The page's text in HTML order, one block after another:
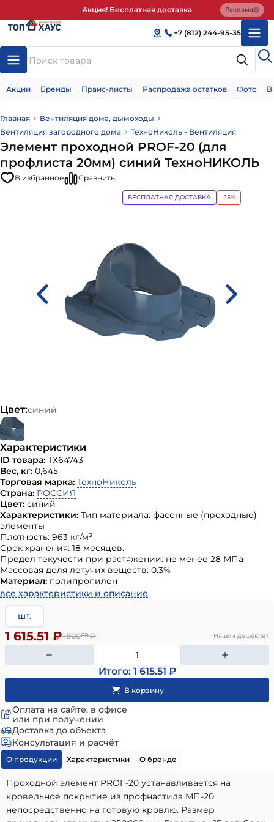
Акция! Бесплатная доставка Реклама
+7 (812) 244-95-35
Акции Бренды Прайс-листы Распродажа остатков Фото
Главная
Вентиляция дома, дымоходы
Вентиляция загородного дома
ТехноНиколь - Вентиляция
Элемент проходной PROF-20 (для
профлиста 20мм) синий ТехноНИКОЛЬ
В избранное Сравнить
БЕСПЛАТНАЯ ДОСТАВКА -15%
Цвет:синий
Характеристики
ID товара: ТХ64743
Вес, кг: 0,645
Торговая марка: ТехноНиколь
Страна: РОССИЯ
Цвет: синий
Характеристики: Тип материала: фасонные (проходные)
элементы
Плотность: 963 кг/м³
Срок хранения: 18 месяцев.
Предел текучести при растяжении: не менее 28 МПа
Массовая доля летучих веществ: 0.3%
Материал: полипропилен
все характеристики и описание
шт.
1 90060₽
1 615.51 ₽ Нашли дешевле?
Итого: 1 615.51 ₽
Оплата на сайте, в офисе
или при получении
Доставка до объекта
Консультация и расчёт
О продукции Характеристики О бренде
Проходной элемент PROF-20 устанавливается на
кровельное покрытие из профнастила МП-20
непосредственно на готовую кровлю. Размер